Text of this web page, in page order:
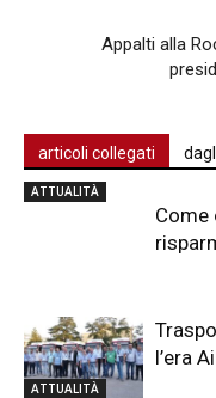
Appalti alla
articoli collegati
ATTUALITÀ
Come
ATTUALITÀ
l’era